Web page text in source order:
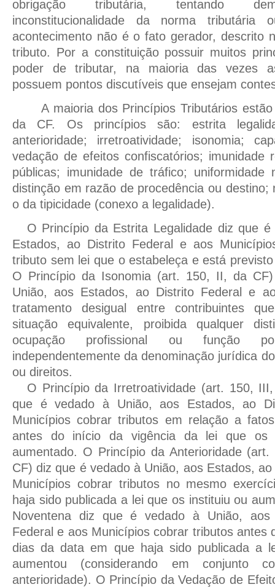
obrigação tributária, tentando
inconstitucionalidade da norma tributária
acontecimento não é o fato gerador, descrito
tributo. Por a constituição possuir muitos
poder de tributar, na maioria das vezes
possuem pontos discutíveis que ensejam
A maioria dos Princípios Tributários
da CF. Os princípios são: estrita
anterioridade; irretroatividade; isonomia;
vedação de efeitos confiscatórios; imunidade
públicas; imunidade de tráfico; uniformidade
distinção em razão de procedência ou destino;
o da tipicidade (conexo a legalidade).
O Princípio da Estrita Legalidade diz que
Estados, ao Distrito Federal e aos
tributo sem lei que o estabeleça e está
O Princípio da Isonomia (art. 150, II, da
União, aos Estados, ao Distrito Federal e
tratamento desigual entre contribuintes
situação equivalente, proibida qualquer
ocupação profissional ou função
independentemente da denominação jurídica
ou direitos.
O Princípio da Irretroatividade (art. 150,
que é vedado à União, aos Estados, ao
Municípios cobrar tributos em relação a
antes do início da vigência da lei que os
aumentado. O Princípio da Anterioridade
CF) diz que é vedado à União, aos Estados,
Municípios cobrar tributos no mesmo
haja sido publicada a lei que os instituiu ou
Noventena diz que é vedado à União, aos
Federal e aos Municípios cobrar tributos antes
dias da data em que haja sido publicada a
aumentou (considerando em conjunto
anterioridade). O Princípio da Vedação de